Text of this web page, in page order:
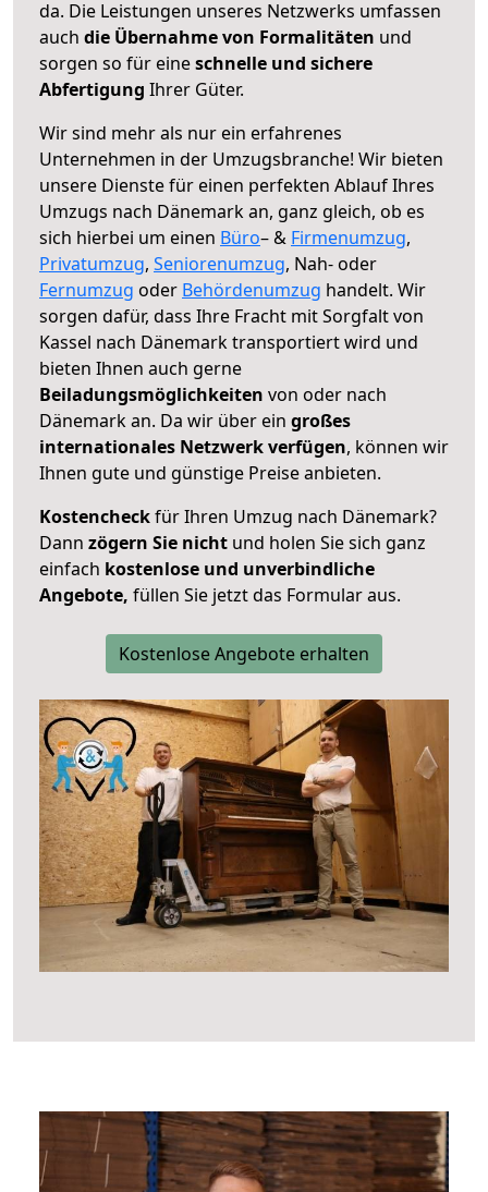
da. Die Leistungen unseres Netzwerks umfassen
auch die Übernahme von Formalitäten und
sorgen so für eineschnelle und sichere
Abfertigung Ihrer Güter.
Wir sind mehr als nur ein erfahrenes
Unternehmen in der Umzugsbranche! Wir bieten
unsere Dienste für einen perfekten Ablauf Ihres
Umzugs nach Dänemark an, ganz gleich, ob es
sich hierbei um einen Büro– & Firmenumzug,
Privatumzug, Seniorenumzug, Nah- oder
Fernumzug oder Behördenumzug handelt. Wir
sorgen dafür, dass Ihre Fracht mit Sorgfalt von
Kassel nach Dänemark transportiert wird und
bieten Ihnen auch gerne
Beiladungsmöglichkeiten von oder nach
Dänemark an. Da wir über ein großes
internationales Netzwerk verfügen, können wir
Ihnen gute und günstige Preise anbieten.
Kostencheckfür Ihren Umzug nach Dänemark?
Dann zögern Sie nicht und holen Sie sich ganz
einfach kostenlose und unverbindliche
Angebote, füllen Sie jetzt das Formular aus.
Kostenlose Angebote erhalten